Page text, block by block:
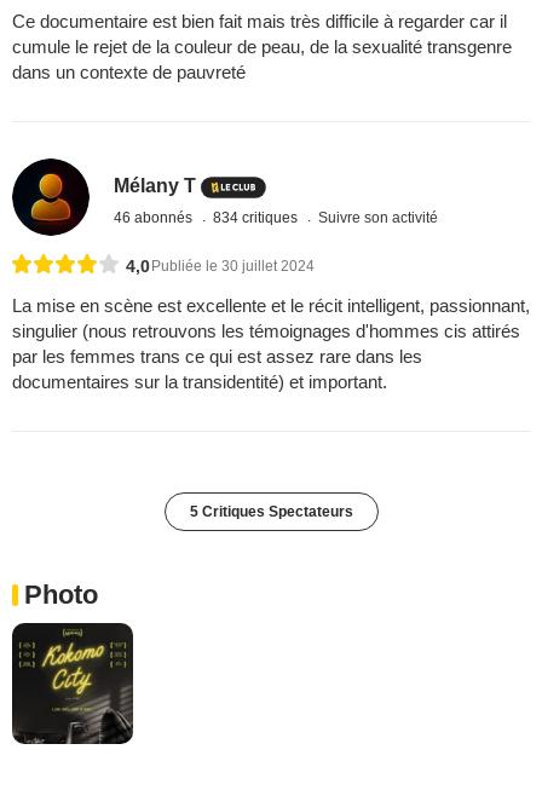
Ce documentaire est bien fait mais très difficile à regarder car il
cumule le rejet de la couleur de peau, de la sexualité transgenre
dans un contexte de pauvreté
Mélany T
46 abonnés 834 critiques Suivre son activité
4,0 Publiée le 30 juillet 2024
La mise en scène est excellente et le récit intelligent, passionnant,
singulier (nous retrouvons les témoignages d'hommes cis attirés
par les femmes trans ce qui est assez rare dans les
documentaires sur la transidentité) et important.
5 Critiques Spectateurs
Photo